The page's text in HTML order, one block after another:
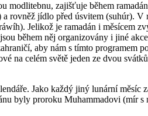
modlitebnu, zajišťuje během
rovněž jídlo před úsvitem (suhúr). V
Jelikož je ramadán i měsícem
během něj organizovány i jiné
aby nám s tímto programem
na celém světě jeden ze dvou
Jako každý jiný lunární měsíc
byly proroku Muhammadovi (mír s